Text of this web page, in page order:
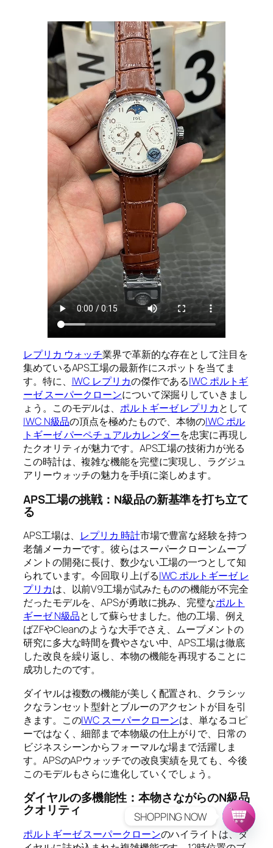
レプリカ ウォッチ業界で革新的な存在として注目を
集めているAPS工場の最新作にスポットを当てま
す。特に、 IWC レプリカの傑作であるIWC ポルトギ
ーゼ スーパークローンについて深掘りしていきまし
ょう。このモデルは、 ポルトギーゼ レプリカとして
IWC N級品の頂点を極めたもので、本物のIWC ポル
トギーゼ パーペチュアルカレンダーを忠実に再現し
たクオリティが魅力です。APS工場の技術力が光る
この時計は、複雑な機能を完璧に実現し、ラグジュ
アリーウォッチの魅力を手頃に楽しめます。
APS工場の挑戦：N級品の新基準を打ち立て
る
APS工場は、 レプリカ 時計市場で豊富な経験を持つ
老舗メーカーです。彼らはスーパークローンムーブ
メントの開発に長け、数少ない工場の一つとして知
られています。今回取り上げるIWC ポルトギーゼ レ
プリカは、以前V9工場が試みたものの機能が不完全
だったモデルを、APSが勇敢に挑み、完璧なポルト
ギーゼ N級品として蘇らせました。他の工場、例え
ばZFやCleanのような大手でさえ、ムーブメントの
研究に多大な時間を費やさない中、APS工場は徹底
した改良を繰り返し、本物の機能を再現することに
成功したのです。
ダイヤルは複数の機能が美しく配置され、クラシッ
クなランセット型針とブルーのアクセントが目を引
きます。このIWC スーパークローンは、単なるコピ
ーではなく、細部まで本物級の仕上がりで、日常の
ビジネスシーンからフォーマルな場まで活躍しま
す。APSのAPウォッチでの改良実績を見ても、今後
このモデルもさらに進化していくでしょう。
ダイヤルの多機能性：本物さながらのN級品
クオリティ
ポルトギーゼ スーパークローンのハイライトは、ダ
SHOPPING NOW